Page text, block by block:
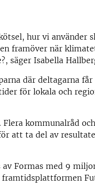
hur vi använder
framöver när
säger Isabella
där deltagarna
för lokala och
kommunalråd och
att ta del av
Formas med 9
framtidsplattformen